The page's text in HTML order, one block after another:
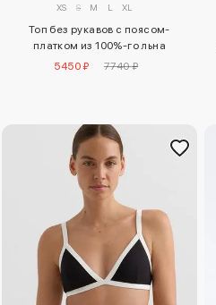
XS S M L XL
Топ без рукавов с поясом-
платком из 100%-го льна
5450 ₽
7740 ₽